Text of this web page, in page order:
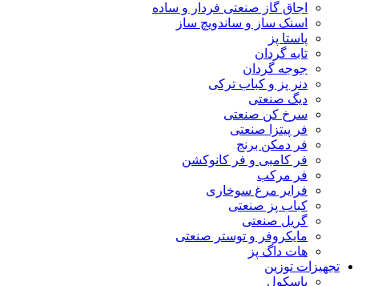
اجاق گاز صنعتی فردار و ساده
اسنک ساز و ساندویچ ساز
پاستا پز
تابه گردان
جوجه گردان
دنر پز و کباب ترکی
دیگ صنعتی
سرخ کن صنعتی
فر پیتزا صنعتی
فر دمکن برنج
فر کامبی و فر کانوکشن
فر مرکب
فرایر مرغ سوخاری
کباب پز صنعتی
گریل صنعتی
مایکروفر و توستر صنعتی
هات داگ پز
تجهیزات توزین
باسکول